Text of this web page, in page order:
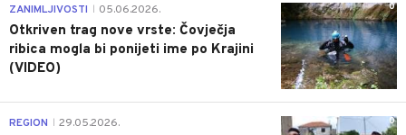
0
ZANIMLJIVOSTI 05.06.2026.
Otkriven trag nove vrste: Čovječja
ribica mogla bi ponijeti ime po Krajini
(VIDEO)
0
REGION 29.05.2026.